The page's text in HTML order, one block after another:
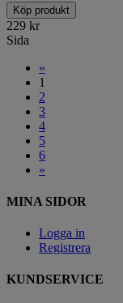
Köp produkt
229 kr
Sida
«
1
2
3
4
5
6
»
MINA SIDOR
Logga in
Registrera
KUNDSERVICE